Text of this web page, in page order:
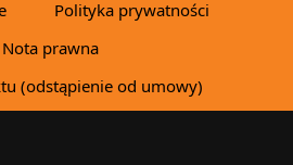
Polityka prywatności
Nota prawna
(odstąpienie od umowy)